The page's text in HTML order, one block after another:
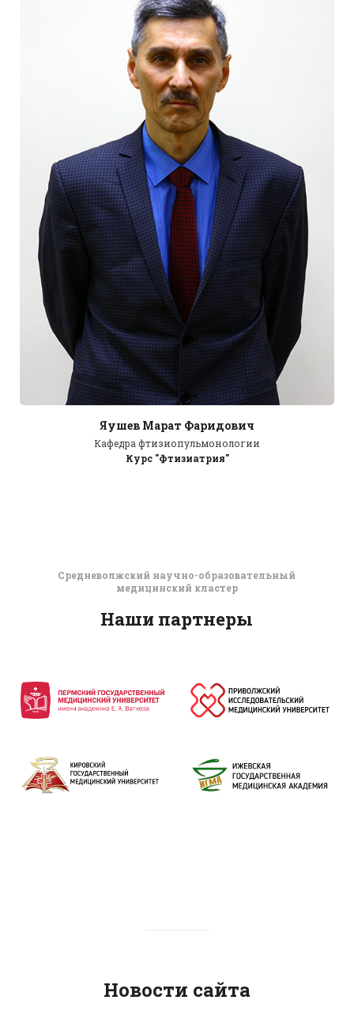
Яушев Марат Фаридович
Кафедра фтизиопульмонологии
Курс "Фтизиатрия"
Средневолжский научно-образовательный
медицинский кластер
Наши партнеры
Новости сайта